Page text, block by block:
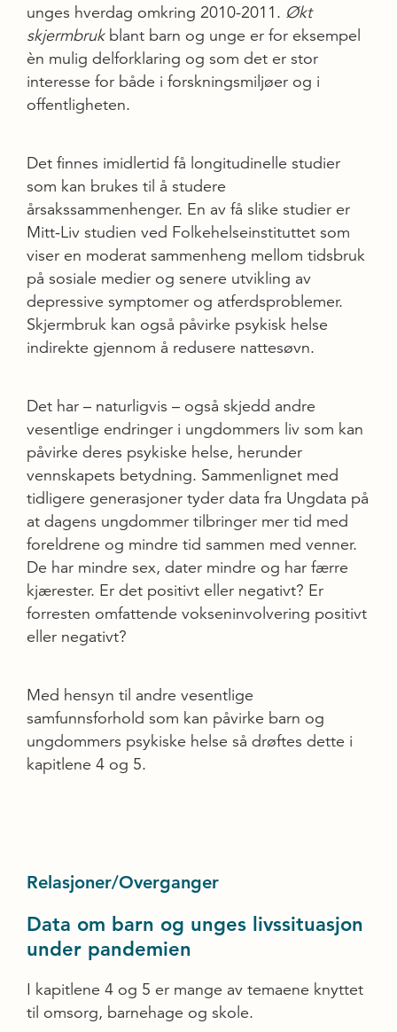
unges hverdag omkring 2010-2011. Økt
skjermbrukblant barn og unge er for eksempel
èn mulig delforklaring og som det er stor
interesse for både i forskningsmiljøer og i
offentligheten.
Det finnes imidlertid få longitudinelle studier
som kan brukes til å studere
årsakssammenhenger. En av få slike studier er
Mitt-Liv studien ved Folkehelseinstituttet som
viser en moderat sammenheng mellom tidsbruk
på sosiale medier og senere utvikling av
depressive symptomer og atferdsproblemer.
Skjermbruk kan også påvirke psykisk helse
indirekte gjennom å redusere nattesøvn.
Det har – naturligvis – også skjedd andre
vesentlige endringer i ungdommers liv som kan
påvirke deres psykiske helse, herunder
vennskapets betydning. Sammenlignet med
tidligere generasjoner tyder data fra Ungdata på
at dagens ungdommer tilbringer mer tid med
foreldrene og mindre tid sammen med venner.
De har mindre sex, dater mindre og har færre
kjærester. Er det positivt eller negativt? Er
forresten omfattende vokseninvolvering positivt
eller negativt?
Med hensyn til andre vesentlige
samfunnsforhold som kan påvirke barn og
ungdommers psykiske helse så drøftes dette i
kapitlene 4 og 5.
Relasjoner/Overganger
Data om barn og unges livssituasjon
under pandemien
I kapitlene 4 og 5 er mange av temaene knyttet
til omsorg, barnehage og skole.